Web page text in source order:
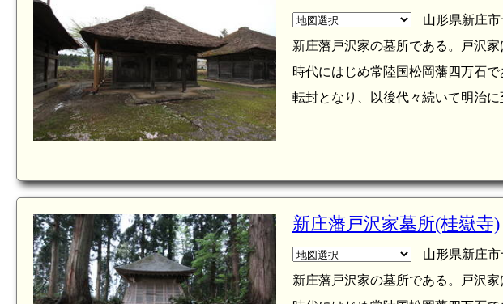
山形県新庄
新庄藩戸沢家の墓所である。戸沢
時代にはじめ常陸国松岡藩四万石
転封となり、以後代々続いて明治に
新庄藩戸沢家墓所(桂嶽寺)
山形県新庄
新庄藩戸沢家の墓所である。戸沢